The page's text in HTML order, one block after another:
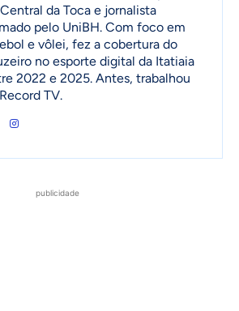
da Toca e jornalista
pelo UniBH. Com foco em
e vôlei, fez a cobertura do
no esporte digital da Itatiaia
2022 e 2025. Antes, trabalhou
TV.
publicidade